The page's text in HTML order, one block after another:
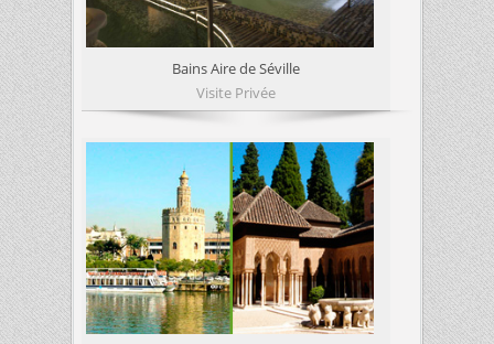
Bains Aire de Séville
Visite Privée